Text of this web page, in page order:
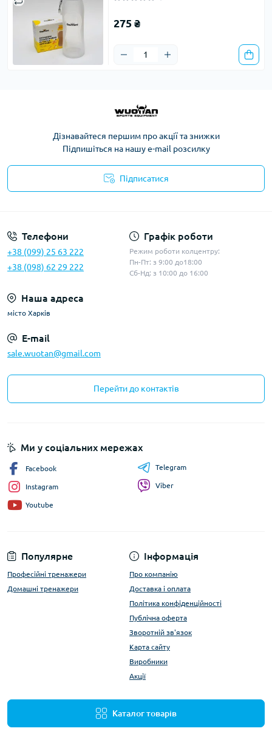
275 ₴
Дізнавайтеся першим про акції та знижки
Підпишіться на нашу e-mail розсилку
Підписатися
Телефони
+38 (099) 25 63 222
+38 (098) 62 29 222
Графік роботи
Режим роботи колцентру:
Пн-Пт: з 9:00 до18:00
Сб-Нд: з 10:00 до 16:00
Наша адреса
місто Харків
E-mail
sale.wuotan@gmail.com
Перейти до контактів
Популярне
Професійні тренажери
Домашні тренажери
Інформація
Про компанію
Доставка і оплата
Політика конфіденційності
Публічна оферта
Зворотній зв'язок
Карта сайту
Виробники
Акції
Каталог товарів
Ми у соціальних мережах
Facebook
Instagram
Youtube
Telegram
Viber